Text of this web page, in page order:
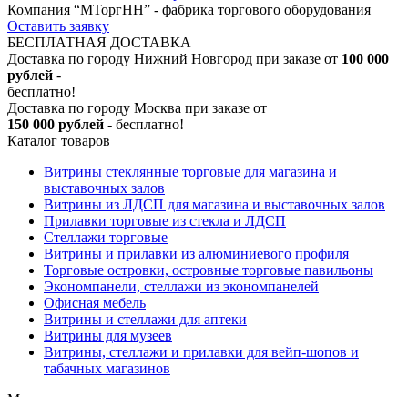
Компания “МТоргНН” - фабрика торгового оборудования
Оставить заявку
БЕСПЛАТНАЯ ДОСТАВКА
Доставка по городу Нижний Новгород при заказе от 100 000
рублей -
бесплатно!
Доставка по городу Москва при заказе от
150 000 рублей - бесплатно!
Каталог товаров
Витрины стеклянные торговые для магазина и
выставочных залов
Витрины из ЛДСП для магазина и выставочных залов
Прилавки торговые из стекла и ЛДСП
Стеллажи торговые
Витрины и прилавки из алюминиевого профиля
Торговые островки, островные торговые павильоны
Экономпанели, стеллажи из экономпанелей
Офисная мебель
Витрины и стеллажи для аптеки
Витрины для музеев
Витрины, стеллажи и прилавки для вейп-шопов и
табачных магазинов